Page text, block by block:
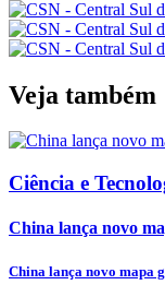
Veja também
Ciência e
China lança novo
China lança novo mapa